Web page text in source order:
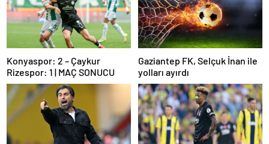
Konyaspor: 2 – Çaykur
Rizespor: 1 | MAÇ SONUCU
Gaziantep FK, Selçuk İnan ile
yolları ayırdı